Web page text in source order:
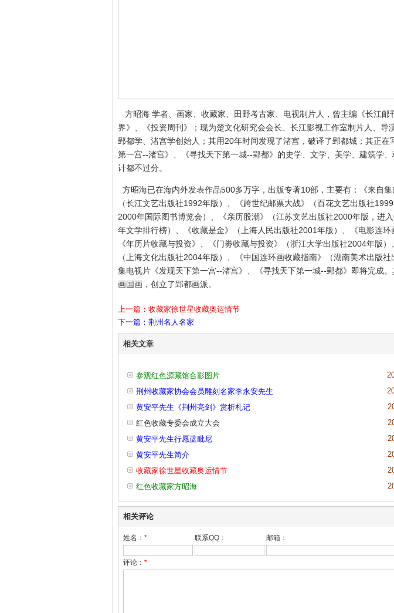
方昭海 学者、画家、收藏家、田野考古家、电视制片人，曾主编《长江邮
界》、《投资周刊》；现为楚文化研究会会长、长江影视工作室制片人、导
郢都学、渚宫学创始人；其用20年时间发现了渚宫，破译了郢都城；其正在
第一宫--渚宫》、《寻找天下第一城--郢都》的史学、文学、美学、建筑学
计都不过分。
方昭海已在海内外发表作品500多万字，出版专著10部，主要有：《来自集
（长江文艺出版社1992年版）、《跨世纪邮票大战》（百花文艺出版社
2000年国际图书博览会）、《亲历股潮》（江苏文艺出版社2000年版，进
年文学排行榜）、《收藏是金》（上海人民出版社2001年版）、《电影连环
《年历片收藏与投资》、《门劵收藏与投资》（浙江大学出版社2004年版）
（上海文化出版社2004年版）、《中国连环画收藏指南》（湖南美术出版
集电视片《发现天下第一宫--渚宫》、《寻找天下第一城--郢都》即将完成
画国画，创立了郢都画派。
上一篇：收藏家徐世星收藏奥运情节
下一篇：荆州名人名家
相关文章
参观红色源藏馆合影图片
荆州收藏家协会会员雕刻名家李永安先生
黄安平先生《荆州亮剑》赏析札记
红色收藏专委会成立大会
黄安平先生行愿蓝毗尼
黄安平先生简介
收藏家徐世星收藏奥运情节
红色收藏家方昭海
相关评论
姓名： * 联系QQ： 邮箱：
评论： *